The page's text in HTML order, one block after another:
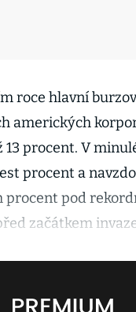
roce hlavní
amerických
13 procent. V
procent a
procent pod
začátkem